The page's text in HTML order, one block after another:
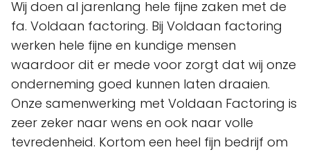
Wij doen al jarenlang hele fijne zaken met de
fa. Voldaan factoring. Bij Voldaan factoring
werken hele fijne en kundige mensen
waardoor dit er mede voor zorgt dat wij onze
onderneming goed kunnen laten draaien.
Onze samenwerking met Voldaan Factoring is
zeer zeker naar wens en ook naar volle
tevredenheid. Kortom een heel fijn bedrijf om